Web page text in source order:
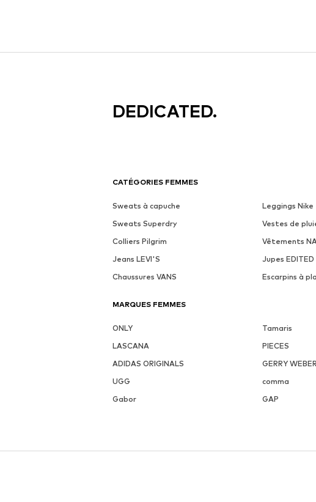
CATÉGORIES FEMMES
Sweats à capuche Leggings Nike
Sweats Superdry
Vestes de
Colliers Pilgrim
Vêtements
Jeans LEVI'S
Jupes EDITED
Chaussures VANS
Escarpins à
MARQUES FEMMES
ONLY Tamaris
LASCANA
PIECES
ADIDAS ORIGINALS
GERRY WEBER
UGG
comma
Gabor
GAP
DEDICATED.